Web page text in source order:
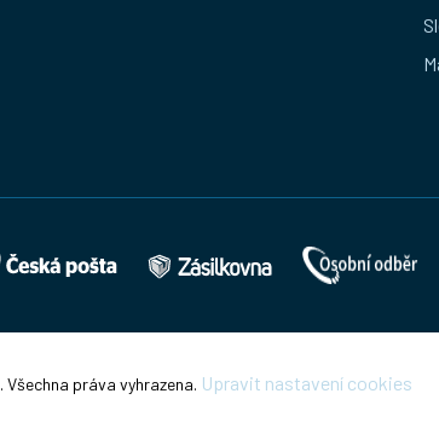
. Všechna práva vyhrazena. Upravit nastavení cookies